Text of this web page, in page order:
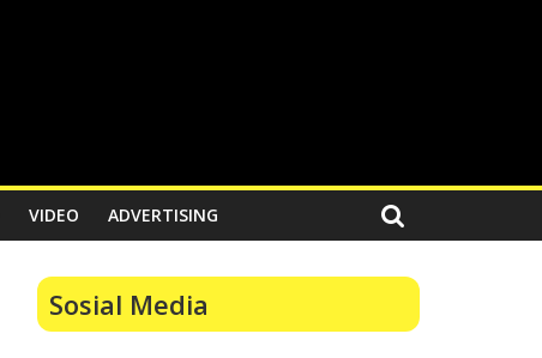
VIDEO ADVERTISING
Sosial Media